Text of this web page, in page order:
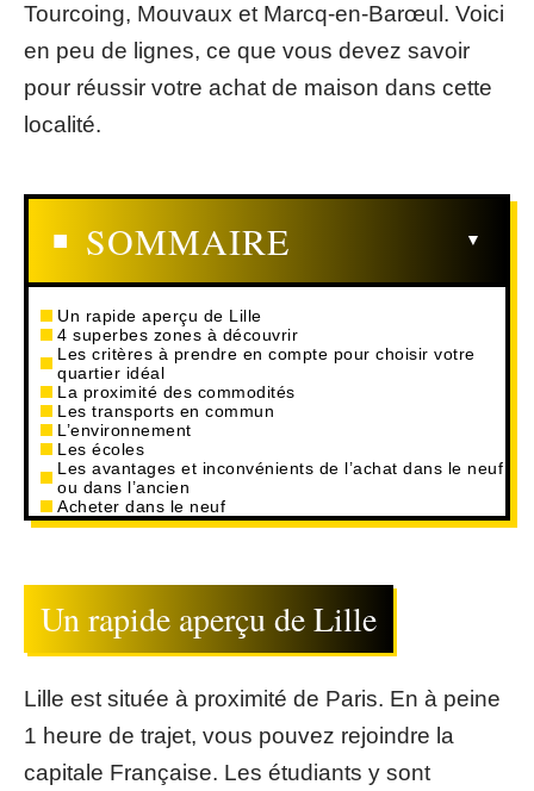
Tourcoing, Mouvaux et Marcq-en-Barœul. Voici
en peu de lignes, ce que vous devez savoir
pour réussir votre achat de maison dans cette
localité.
SOMMAIRE
Un rapide aperçu de Lille
4 superbes zones à découvrir
Les critères à prendre en compte pour choisir votre
quartier idéal
La proximité des commodités
Les transports en commun
L’environnement
Les écoles
Les avantages et inconvénients de l’achat dans le neuf
ou dans l’ancien
Acheter dans le neuf
Un rapide aperçu de Lille
Lille est située à proximité de Paris. En à peine
1 heure de trajet, vous pouvez rejoindre la
capitale Française. Les étudiants y sont